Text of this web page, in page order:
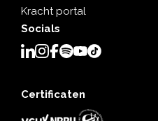
Kracht portal
Socials
Certificaten